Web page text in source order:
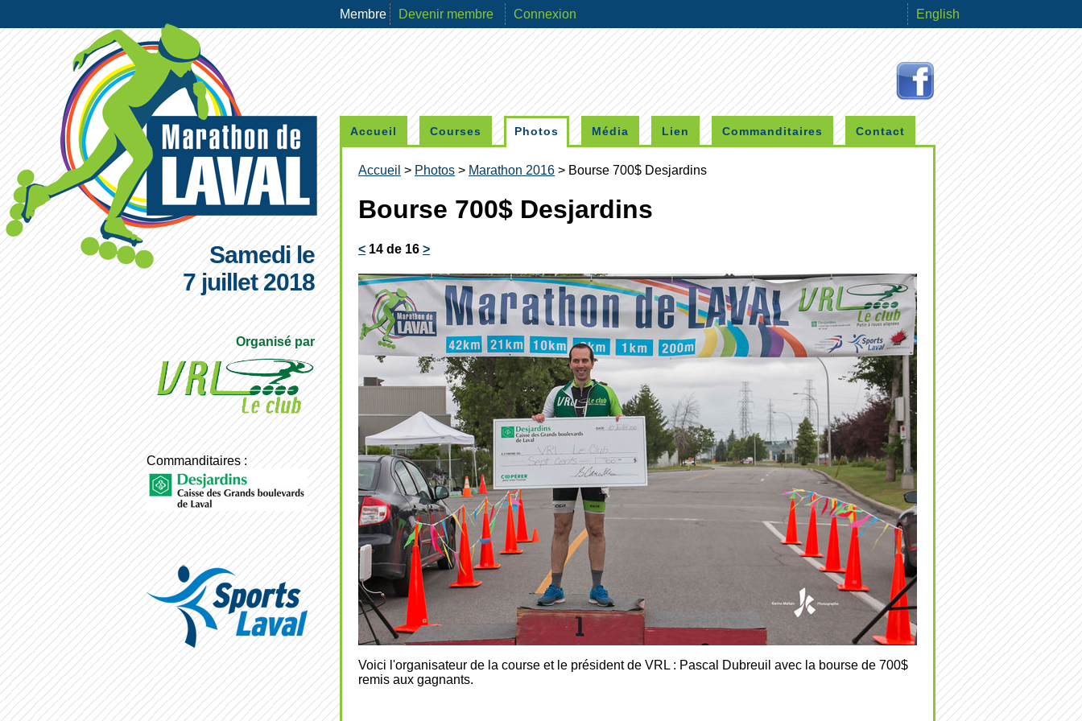
Membre Devenir membre Connexion English
Samedi le
7 juillet 2018
Organisé par
Commanditaires :
Accueil Courses Photos Média Lien Commanditaires Contact
Accueil > Photos > Marathon 2016 > Bourse 700$ Desjardins
Bourse 700$ Desjardins
< 14 de 16 >
Voici l'organisateur de la course et le président de VRL : Pascal Dubreuil avec la bourse de 700$
remis aux gagnants.